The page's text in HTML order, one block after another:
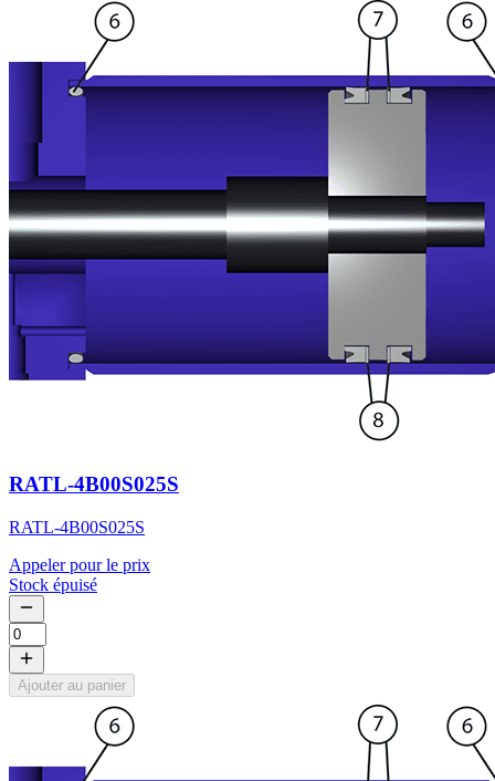
RATL-4B00S025S
RATL-4B00S025S
Appeler pour le prix
Stock épuisé
Ajouter au panier